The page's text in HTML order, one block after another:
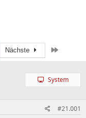
Nächste
System
#21.001